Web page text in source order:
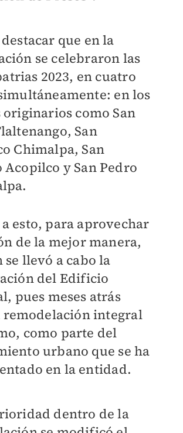
destacar que en la
se celebraron las
2023, en cuatro
en los
como San
San
Chimalpa, San
Acopilco y San Pedro
esto, para aprovechar
de la mejor manera,
llevó a cabo la
del Edificio
pues meses atrás
integral
como parte del
urbano que se ha
en la entidad.
dentro de la